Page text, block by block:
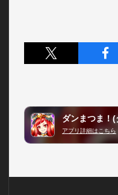
ダンまつま！
アプリ詳細はこちら